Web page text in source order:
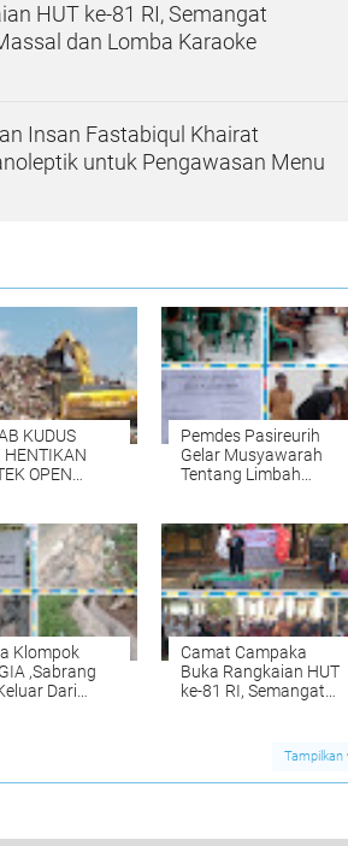
HUT ke-81 RI, Semangat
dan Lomba Karaoke
Insan Fastabiqul Khairat
untuk Pengawasan Menu
KUDUS
OPEN
SAMPAH BARU
Pemdes Pasireurih
Gelar Musyawarah
Tentang Limbah
Cisata Hasilkan
Kesepakatan Tutup
Sementara
Klompok
,Sabrang
Dari
Camat Campaka
Buka Rangkaian HUT
ke-81 RI, Semangat
Lomba KaraokeTampilkan